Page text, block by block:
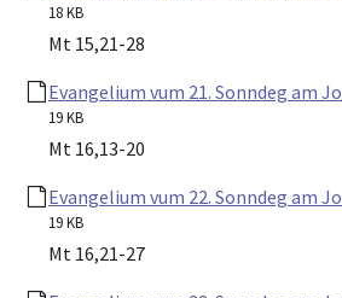
18 KB
Mt 15,21-28
Evangelium vum 21. Sonndeg am
19 KB
Mt 16,13-20
Evangelium vum 22. Sonndeg am
19 KB
Mt 16,21-27